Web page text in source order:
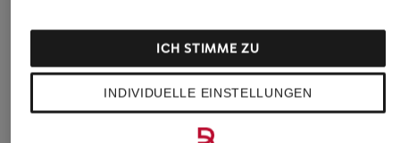
INDIVIDUELLE EINSTELLUNGEN
ICH STIMME ZU